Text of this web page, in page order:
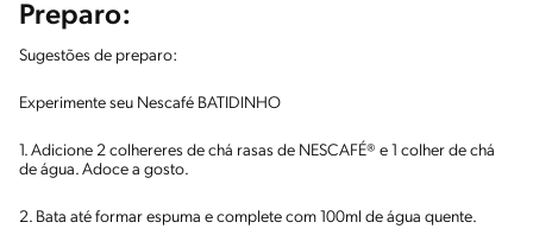
Preparo:
Sugestões de preparo:
Experimente seu Nescafé BATIDINHO
1. Adicione 2 colhereres de chá rasas de NESCAFÉ® e 1 colher de chá
de água. Adoce a gosto.
2. Bata até formar espuma e complete com 100ml de água quente.